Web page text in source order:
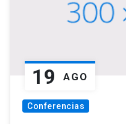
19 AGO
Conferencias